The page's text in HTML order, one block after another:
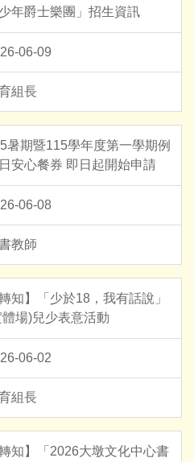
年爵士樂團」招生資訊
06-09
組長
暑期暨115學年度第一學期例
安心餐券 即日起開始申請
06-08
教師
轉知】「少於18，我有話說」
體場)兒少表意活動
06-02
組長
轉知】「2026大墩文化中心書